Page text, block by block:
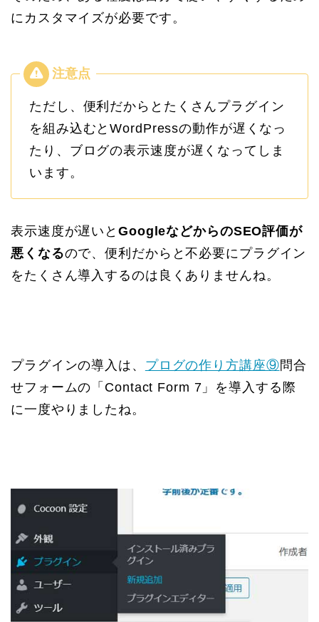
にカスタマイズが必要です。
ただし、便利だからとたくさんプラグイン
を組み込むとWordPressの動作が遅くなっ
たり、ブログの表示速度が遅くなってしま
います。
表示速度が遅いとGoogleなどからのSEO評価が
悪くなるので、便利だからと不必要にプラグイン
をたくさん導入するのは良くありませんね。
プラグインの導入は、 プログの作り方講座⑨問合
せフォームの「Contact Form 7」を導入する際
に一度やりましたね。